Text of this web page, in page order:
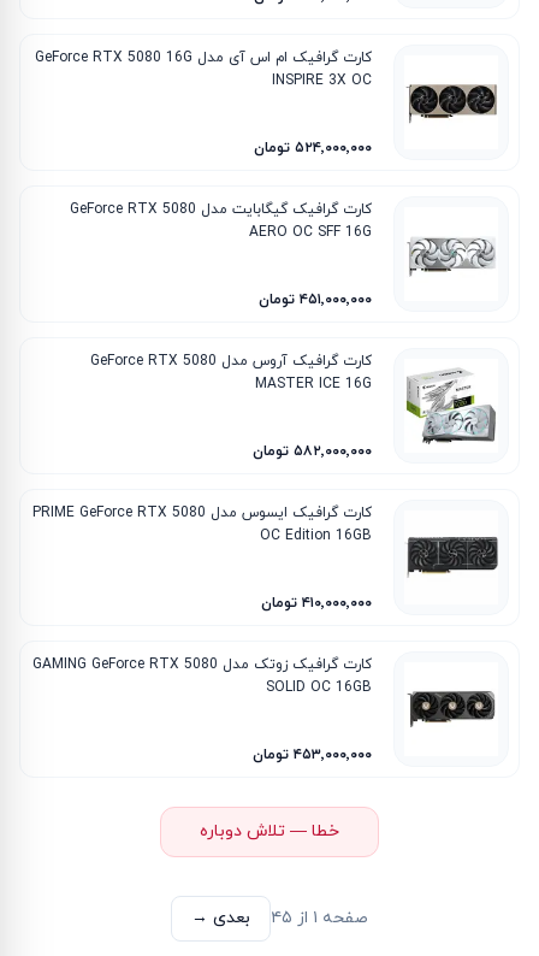
کارت گرافیک ام‌ اس‌ آی مدل GeForce RTX 5080 16G
INSPIRE 3X OC
۵۲۴٬۰۰۰٬۰۰۰ تومان
کارت گرافیک گیگابایت مدل GeForce RTX 5080
AERO OC SFF 16G
۴۵۱٬۰۰۰٬۰۰۰ تومان
کارت گرافیک آروس مدل GeForce RTX 5080
MASTER ICE 16G
۵۸۲٬۰۰۰٬۰۰۰ تومان
کارت گرافیک ایسوس مدل PRIME GeForce RTX 5080
OC Edition 16GB
۴۱۰٬۰۰۰٬۰۰۰ تومان
کارت گرافیک زوتک مدل GAMING GeForce RTX 5080
SOLID OC 16GB
۴۵۳٬۰۰۰٬۰۰۰ تومان
خطا — تلاش دوباره
صفحه ۱ از ۴۵ بعدی →